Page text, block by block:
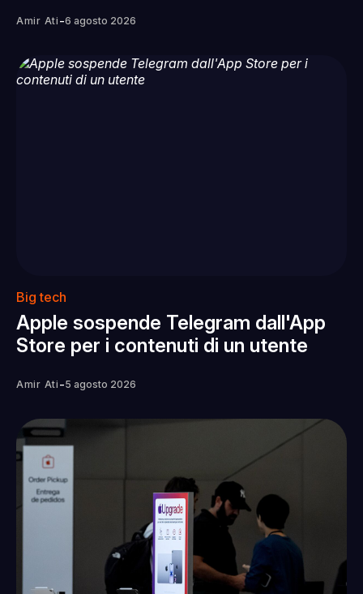
Amir Ati -6 agosto 2026
Big tech
Apple sospende Telegram dall'App
Store per i contenuti di un utente
Amir Ati -5 agosto 2026